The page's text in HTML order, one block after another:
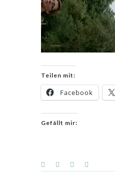
Teilen mit:
Facebook
Gefällt mir: